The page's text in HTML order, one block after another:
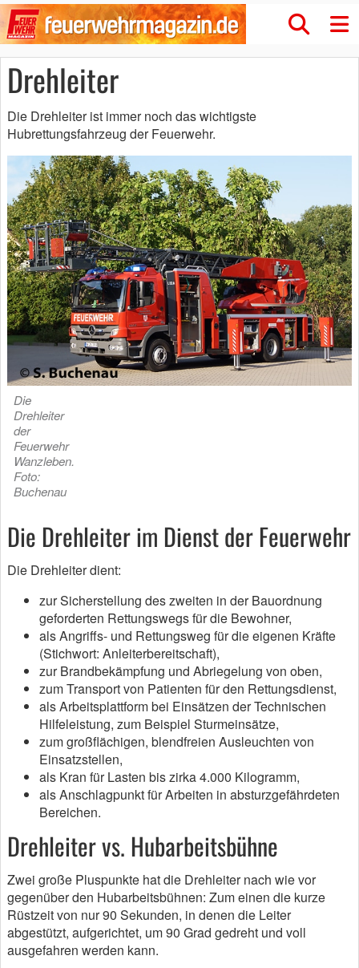
Drehleiter
Die Drehleiter ist immer noch das wichtigste
Hubrettungsfahrzeug der Feuerwehr.
Die
Drehleiter
der
Feuerwehr
Wanzleben.
Foto:
Buchenau
Die Drehleiter im Dienst der Feuerwehr
Die Drehleiter dient:
zur Sicherstellung des zweiten in der Bauordnung
geforderten Rettungswegs für die Bewohner,
als Angriffs- und Rettungsweg für die eigenen Kräfte
(Stichwort: Anleiterbereitschaft),
zur Brandbekämpfung und Abriegelung von oben,
zum Transport von Patienten für den Rettungsdienst,
als Arbeitsplattform bei Einsätzen der Technischen
Hilfeleistung, zum Beispiel Sturmeinsätze,
zum großflächigen, blendfreien Ausleuchten von
Einsatzstellen,
als Kran für Lasten bis zirka 4.000 Kilogramm,
als Anschlagpunkt für Arbeiten in absturzgefährdeten
Bereichen.
Drehleiter vs. Hubarbeitsbühne
Zwei große Pluspunkte hat die Drehleiter nach wie vor
gegenüber den Hubarbeitsbühnen: Zum einen die kurze
Rüstzeit von nur 90 Sekunden, in denen die Leiter
abgestützt, aufgerichtet, um 90 Grad gedreht und voll
ausgefahren werden kann.